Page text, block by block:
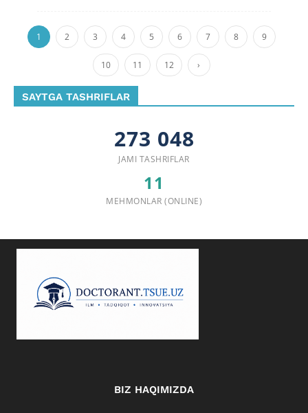
1 2 3 4 5 6 7 8 9
10 11 12 ›
SAYTGA TASHRIFLAR
273 048
JAMI TASHRIFLAR
11
MEHMONLAR (ONLINE)
BIZ HAQIMIZDA